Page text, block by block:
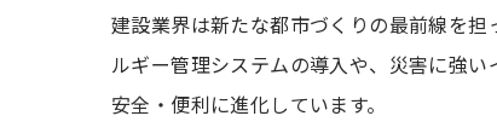
建設業界は新たな都市づくりの最前線を
ルギー管理システムの導入や、災害に強
安全・便利に進化しています。